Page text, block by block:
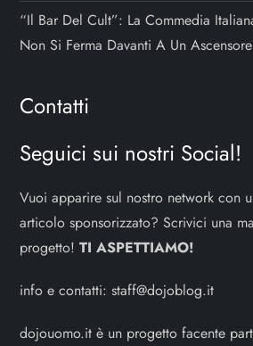
“Il Bar Del Cult”: La Commedia
Non Si Ferma Davanti A Un
Contatti
Seguici sui nostri Social!
Vuoi apparire sul nostro network con
articolo sponsorizzato? Scrivici una
progetto!TI ASPETTIAMO!
info e contatti:staff@dojoblog.it
dojouomo.it è un progetto facente